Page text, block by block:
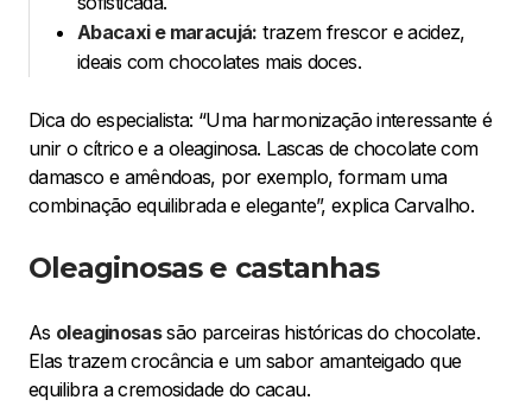
Abacaxi e maracujá: trazem frescor e acidez,
ideais com chocolates mais doces.
Dica do especialista: “Uma harmonização interessante é
unir o cítrico e a oleaginosa. Lascas de chocolate com
damasco e amêndoas, por exemplo, formam uma
combinação equilibrada e elegante”, explica Carvalho.
Oleaginosas e castanhas
As oleaginosassão parceiras históricas do chocolate.
Elas trazem crocância e um sabor amanteigado que
equilibra a cremosidade do cacau.